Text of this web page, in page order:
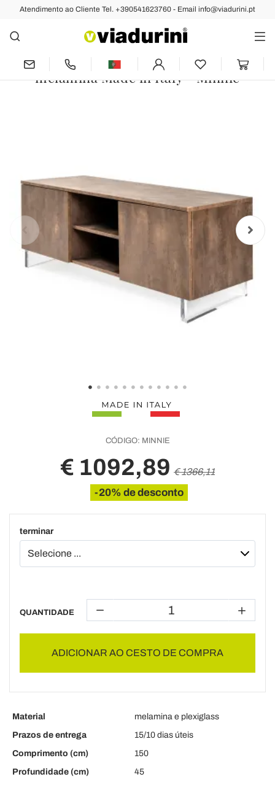
Atendimento ao Cliente Tel. +390541623760 - Email info@viadurini.pt
Anterior Próximo
Aparador com 2 portas e 2
compartimentos centrais abertos em
melamina Made in Italy - Minnie
CÓDIGO: MINNIE
€ 1092,89 € 1366,11
-20% de desconto
terminar
QUANTIDADE
ADICIONAR AO CESTO DE COMPRA
Material
melamina e plexiglass
Prazos de entrega
15/10 dias úteis
Comprimento (cm)
150
Profundidade (cm)
45